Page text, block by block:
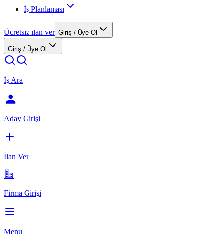
İş Planlaması
Ücretsiz ilan ver Giriş / Üye Ol
Giriş / Üye Ol
İş Ara
Aday Girişi
İlan Ver
Firma Girişi
Menu